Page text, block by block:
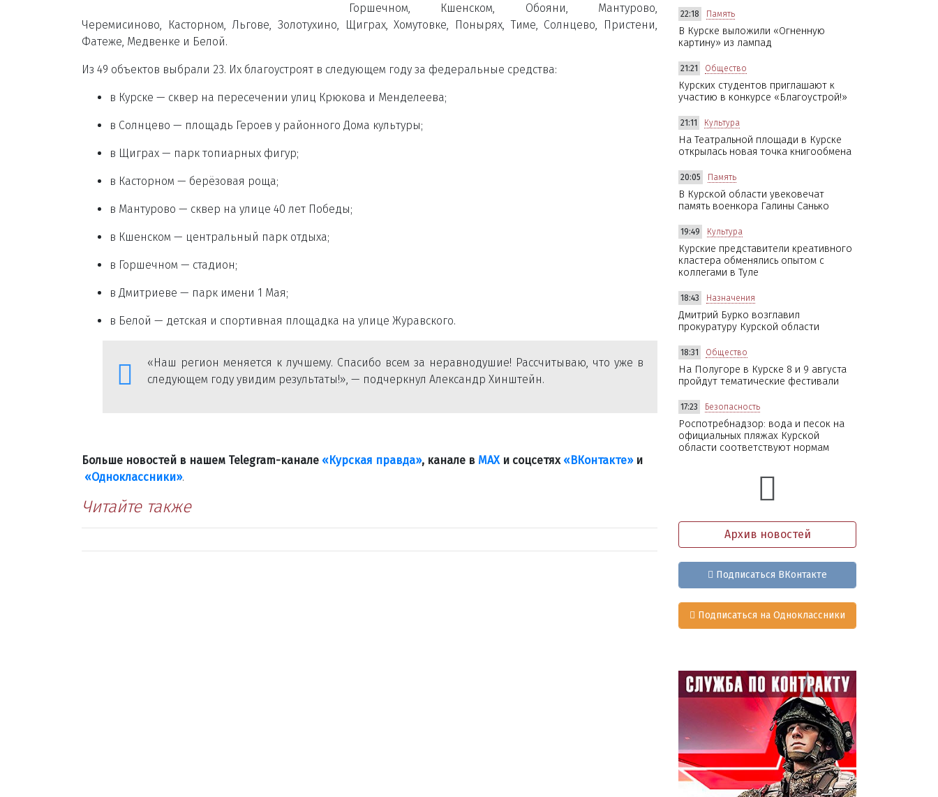
Горшечном, Кшенском, Обояни, Мантурово,
Черемисиново, Касторном, Льгове, Золотухино, Щиграх, Хомутовке, Понырях, Тиме, Солнцево, Пристени,
Фатеже, Медвенке и Белой.
Из 49 объектов выбрали 23. Их благоустроят в следующем году за федеральные средства:
в Курске — сквер на пересечении улиц Крюкова и Менделеева;
в Солнцево — площадь Героев у районного Дома культуры;
в Щиграх — парк топиарных фигур;
в Касторном — берёзовая роща;
в Мантурово — сквер на улице 40 лет Победы;
в Кшенском — центральный парк отдыха;
в Горшечном — стадион;
в Дмитриеве — парк имени 1 Мая;
в Белой — детская и спортивная площадка на улице Журавского.
«Наш регион меняется к лучшему. Спасибо всем за неравнодушие! Рассчитываю, что уже в
следующем году увидим результаты!», — подчеркнул Александр Хинштейн.
Больше новостей в нашем Telegram-канале «Курская правда», канале в МАХ и соцсетях «ВКонтакте»и
«Одноклассники».
Читайте также
22:18 Память
В Курске выложили «Огненную
картину» из лампад
21:21 Общество
Курских студентов приглашают к
участию в конкурсе «Благоустрой!»
21:11 Культура
На Театральной площади в Курске
открылась новая точка книгообмена
20:05 Память
В Курской области увековечат
память военкора Галины Санько
19:49 Культура
Курские представители креативного
кластера обменялись опытом с
коллегами в Туле
18:43 Назначения
Дмитрий Бурко возглавил
прокуратуру Курской области
18:31 Общество
На Полугоре в Курске 8 и 9 августа
пройдут тематические фестивали
17:23 Безопасность
Роспотребнадзор: вода и песок на
официальных пляжах Курской
области соответствуют нормам
Архив новостей
Подписаться ВКонтакте
Подписаться на Одноклассники